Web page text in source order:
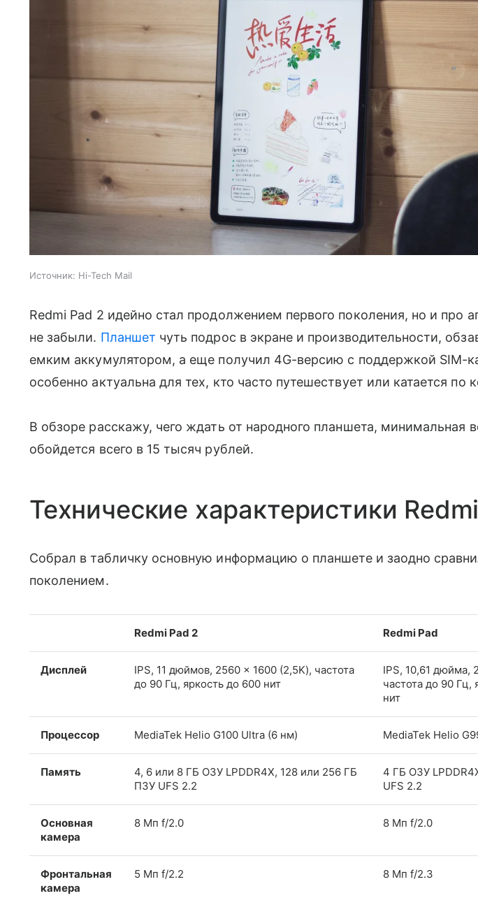
Источник: Hi-Tech Mail
Redmi Pad 2 идейно стал продолжением первого поколения, но и про
не забыли. Планшет чуть подрос в экране и производительности,
емким аккумулятором, а еще получил 4G-версию с поддержкой SIM-
особенно актуальна для тех, кто часто путешествует или катается по
В обзоре расскажу, чего ждать от народного планшета, минимальная
обойдется всего в 15 тысяч рублей.
Технические характеристики
Собрал в табличку основную информацию о планшете и заодно
поколением.
Redmi Pad 2 Redmi Pad
Дисплей
IPS, 11 дюймов, 2560 × 1600 (2,5K), частота
до 90 Гц, яркость до 600 нит
IPS, 10,61 дюйма,
частота до 90 Гц,
нит
Процессор MediaTek Helio G100 Ultra (6 нм) MediaTek Helio
Память
4, 6 или 8 ГБ ОЗУ LPDDR4X, 128 или 256 ГБ
ПЗУ UFS 2.2
4 ГБ ОЗУ
UFS 2.2
Основная
камера
8 Мп f/2.0 8 Мп f/2.0
Фронтальная
камера
5 Мп f/2.2 8 Мп f/2.3